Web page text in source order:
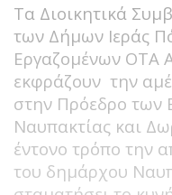
Τα Διοικητικά
των Δήμων Ιεράς
Εργαζομένων ΟΤΑ
εκφράζουν την
στην Πρόεδρο των
Ναυπακτίας και
έντονο τρόπο την
του δημάρχου